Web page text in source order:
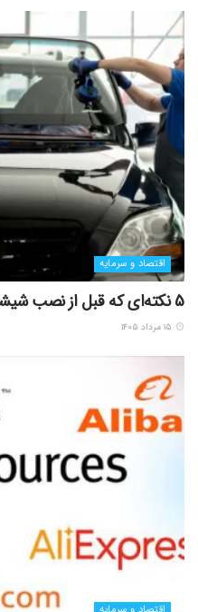
اقتصاد و سرمایه
5 نکته‌ای که قبل از نصب شیشه جلو خودرو باید بدانید